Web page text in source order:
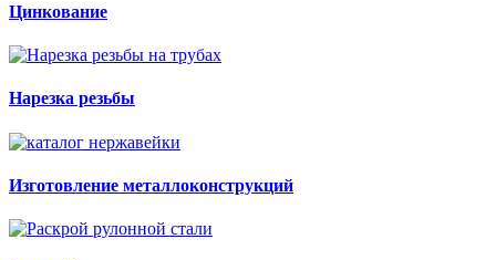
Цинкование
Нарезка резьбы
Изготовление металлоконструкций